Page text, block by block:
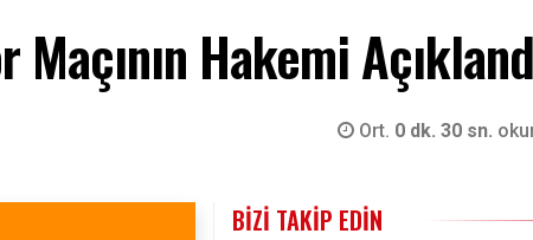
Hakemi
Ort. 0 dk. 30 sn.
BIZI TAKIP EDIN